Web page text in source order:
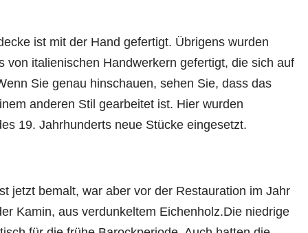
ist mit der Hand gefertigt. Übrigens wurden
von italienischen Handwerkern gefertigt, die sich auf
Sie genau hinschauen, sehen Sie, dass das
anderen Stil gearbeitet ist. Hier wurden
19. Jahrhunderts neue Stücke eingesetzt.
jetzt bemalt, war aber vor der Restauration im Jahr
Kamin, aus verdunkeltem Eichenholz.Die niedrige